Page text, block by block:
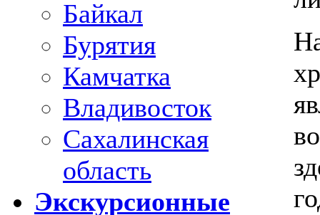
Байкал
Бурятия
Камчатка
Владивосток
Сахалинская
область
Экскурсионные